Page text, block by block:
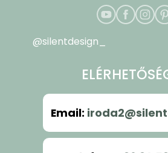
@silentdesign_
Email: